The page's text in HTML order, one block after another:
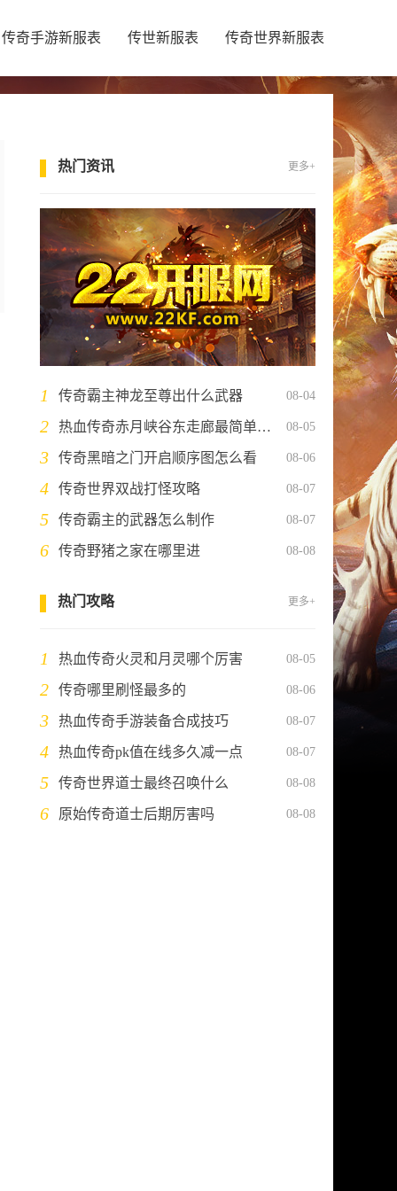
传奇手游新服表 传世新服表 传奇世界新服表
热门资讯 更多+
1 传奇霸主神龙至尊出什么武器 08-04
2 热血传奇赤月峡谷东走廊最简单三个步骤 08-05
3 传奇黑暗之门开启顺序图怎么看 08-06
4 传奇世界双战打怪攻略 08-07
5 传奇霸主的武器怎么制作 08-07
6 传奇野猪之家在哪里进 08-08
热门攻略 更多+
1 热血传奇火灵和月灵哪个厉害 08-05
2 传奇哪里刷怪最多的 08-06
3 热血传奇手游装备合成技巧 08-07
4 热血传奇pk值在线多久减一点 08-07
5 传奇世界道士最终召唤什么 08-08
6 原始传奇道士后期厉害吗 08-08